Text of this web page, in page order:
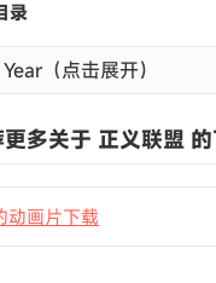
录
（点击展开）
多关于 正义联盟
动画片下载